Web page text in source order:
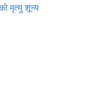
मृत्यु शून्य